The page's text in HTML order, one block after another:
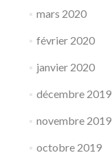
mars 2020
février 2020
janvier 2020
décembre 2019
novembre 2019
octobre 2019